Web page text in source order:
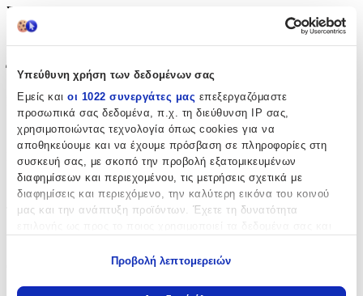
Υπεύθυνη χρήση των δεδομένων σας
Εμείς και οι 1022 συνεργάτες μας επεξεργαζόμαστε
προσωπικά σας δεδομένα, π.χ. τη διεύθυνση IP σας,
χρησιμοποιώντας τεχνολογία όπως cookies για να
αποθηκεύουμε και να έχουμε πρόσβαση σε πληροφορίες στη
συσκευή σας, με σκοπό την προβολή εξατομικευμένων
διαφημίσεων και περιεχομένου, τις μετρήσεις σχετικά με
διαφημίσεις και περιεχόμενο, την καλύτερη εικόνα του κοινού
μας και την ανάπτυξη προϊόντων. Έχετε τη δυνατότητα
Να συλλέξουμε πληροφορίες σχετικά με τη γεωγραφική
Προβολή λεπτομερειών
Σετ
Έξτρα Χαρακτηριστικά
Piercing:
Όχι
Νυφικά:
Όχι
Τύπος :
Κρεμαστά